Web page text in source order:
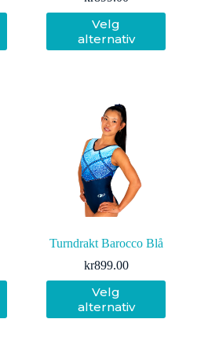
Velg
alternativ
Dette
produktet
har
kan
velges
på
produktsiden
Turndrakt Barocco Blå
kr899.00
Velg
alternativ
Dette
produktet
har